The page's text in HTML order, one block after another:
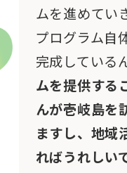
ムを進めてい
プログラム自
完成している
ムを提供する
んが壱岐島を
ますし、地域
ればうれしい